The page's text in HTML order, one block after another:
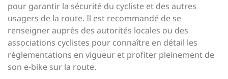
pour garantir la sécurité du cycliste et des autres
usagers de la route. Il est recommandé de se
renseigner auprès des autorités locales ou des
associations cyclistes pour connaître en détail les
règlementations en vigueur et profiter pleinement de
son e-bike sur la route.